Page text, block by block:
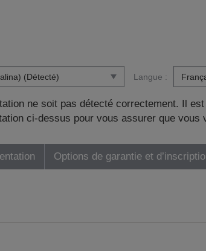
Langue :
ne soit pas détecté correctement. Il
ci-dessus pour vous assurer que vous
Options de garantie et